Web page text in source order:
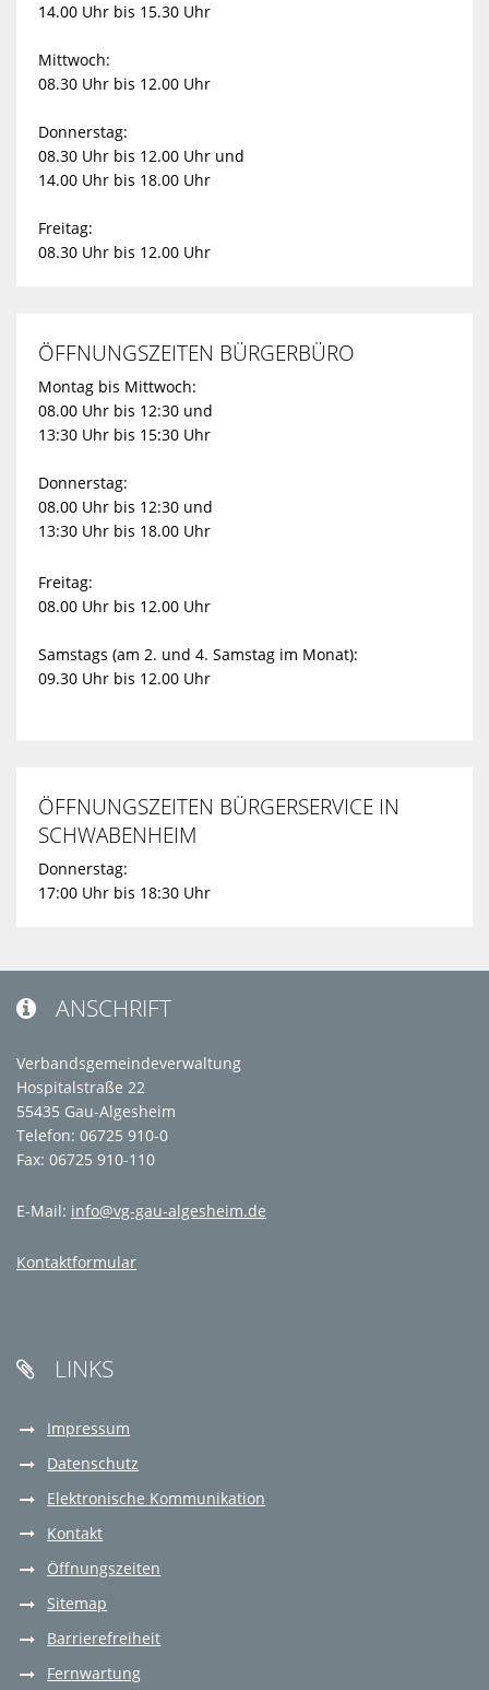
14.00 Uhr bis 15.30 Uhr
Mittwoch:
08.30 Uhr bis 12.00 Uhr
Donnerstag:
08.30 Uhr bis 12.00 Uhr und
14.00 Uhr bis 18.00 Uhr
Freitag:
08.30 Uhr bis 12.00 Uhr
ÖFFNUNGSZEITEN BÜRGERBÜRO
Montag bis Mittwoch:
08.00 Uhr bis 12:30 und
13:30 Uhr bis 15:30 Uhr
Donnerstag:
08.00 Uhr bis 12:30 und
13:30 Uhr bis 18.00 Uhr
Freitag:
08.00 Uhr bis 12.00 Uhr
Samstags (am 2. und 4. Samstag im Monat):
09.30 Uhr bis 12.00 Uhr
ÖFFNUNGSZEITEN BÜRGERSERVICE IN
SCHWABENHEIM
Donnerstag:
17:00 Uhr bis 18:30 Uhr
 ANSCHRIFT
Verbandsgemeindeverwaltung
Hospitalstraße 22
55435 Gau-Algesheim
Telefon: 06725 910-0
Fax: 06725 910-110
E-Mail: info@vg-gau-algesheim.de
Kontaktformular
 LINKS
Impressum
Datenschutz
Elektronische Kommunikation
Kontakt
Öffnungszeiten
Sitemap
Barrierefreiheit
Fernwartung